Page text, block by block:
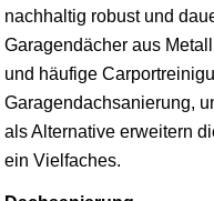
nachhaltig robust und
Garagendächer aus
und häufige
Garagendachsanierung,
als Alternative erweitern
ein Vielfaches.